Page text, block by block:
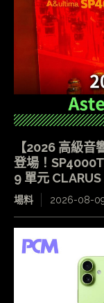
【2026 高級
登場！
9 單元
場料 2026-08-